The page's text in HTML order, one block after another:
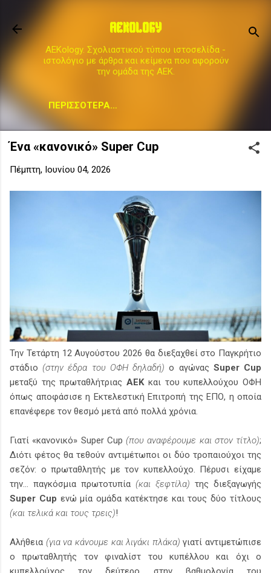
AEKOLOGY
AEKology. Σχολιαστικού τύπου ιστοσελίδα -
ιστολόγιο με άρθρα και κείμενα που αφορούν
την ομάδα της ΑΕΚ.
ΠΕΡΙΣΣΌΤΕΡΑ…
Ένα «κανονικό» Super Cup
Πέμπτη, Ιουνίου 04, 2026
Την Τετάρτη 12 Αυγούστου 2026 θα διεξαχθεί στο Παγκρήτιο
στάδιο(στην έδρα του ΟΦΗ δηλαδή) ο αγώνας Super Cup
μεταξύ της πρωταθλήτριαςΑΕΚκαι του κυπελλούχου ΟΦΗ
όπως αποφάσισε η Εκτελεστική Επιτροπή της ΕΠΟ, η οποία
επανέφερε τον θεσμό μετά από πολλά χρόνια.
Γιατί «κανονικό» Super Cup (που αναφέρουμε και στον τίτλο);
Διότι φέτος θα τεθούν αντιμέτωποι οι δύο τροπαιούχοι της
σεζόν: ο πρωταθλητής με τον κυπελλούχο. Πέρυσι είχαμε
την... παγκόσμια πρωτοτυπία (και ξεφτίλα) της διεξαγωγής
Super Cup ενώ μία ομάδα κατέκτησε και τους δύο τίτλους
(και τελικά και τους τρεις)!
Αλήθεια (για να κάνουμε και λιγάκι πλάκα) γιατί αντιμετώπισε
ο πρωταθλητής τον φιναλίστ του κυπέλλου και όχι ο